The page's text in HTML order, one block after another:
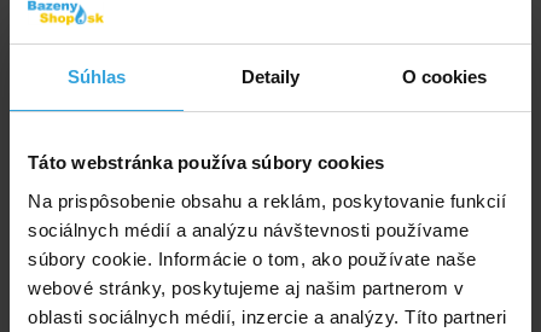
Súhlas Detaily O cookies
Táto webstránka používa súbory cookies
Na prispôsobenie obsahu a reklám, poskytovanie funkcií
sociálnych médií a analýzu návštevnosti používame
súbory cookie. Informácie o tom, ako používate naše
webové stránky, poskytujeme aj našim partnerom v
oblasti sociálnych médií, inzercie a analýzy. Títo partneri
Skladom > 50 ks
v utorok u vás
3,96 EUR